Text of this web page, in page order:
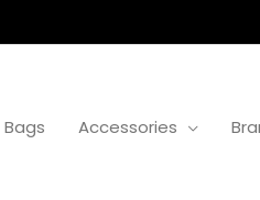
Bags Accessories